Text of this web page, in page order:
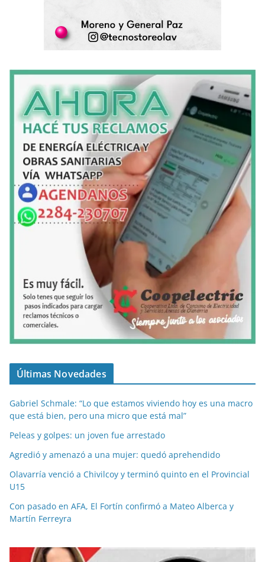
Últimas Novedades
Gabriel Schmale: “Lo que estamos viviendo hoy es una macro
que está bien, pero una micro que está mal”
Peleas y golpes: un joven fue arrestado
Agredió y amenazó a una mujer: quedó aprehendido
Olavarría venció a Chivilcoy y terminó quinto en el Provincial
U15
Con pasado en AFA, El Fortín confirmó a Mateo Alberca y
Martín Ferreyra